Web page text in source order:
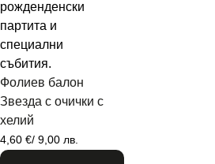
Фолиев балон
Звезда с очички с
хелий
4,60 €/ 9,00 лв.